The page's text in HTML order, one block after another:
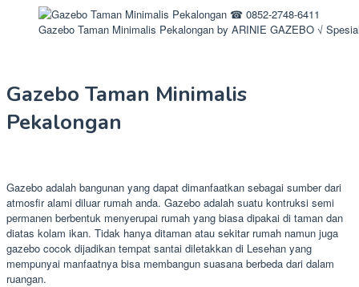
Gazebo Taman Minimalis Pekalongan by ARINIE GAZEBO √
Gazebo Taman Minimalis
Pekalongan
Gazebo adalah bangunan yang dapat dimanfaatkan sebagai sumber dari
atmosfir alami diluar rumah anda. Gazebo adalah suatu kontruksi semi
permanen berbentuk menyerupai rumah yang biasa dipakai di taman dan
diatas kolam ikan. Tidak hanya ditaman atau sekitar rumah namun juga
gazebo cocok dijadikan tempat santai diletakkan di Lesehan yang
mempunyai manfaatnya bisa membangun suasana berbeda dari dalam
ruangan.